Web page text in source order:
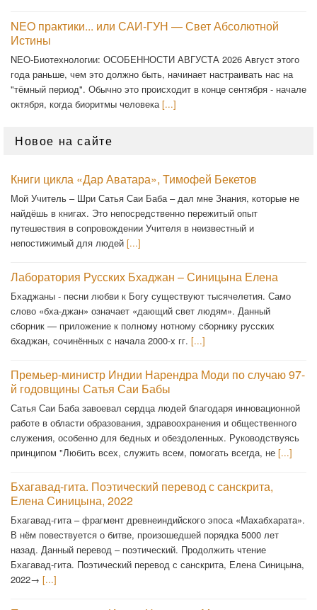
NEO практики... или САИ-ГУН — Свет Абсолютной
Истины
NEO-Биотехнологии: ОСОБЕННОСТИ АВГУСТА 2026 Август этого
года раньше, чем это должно быть, начинает настраивать нас на
"тёмный период". Обычно это происходит в конце сентября - начале
октября, когда биоритмы человека[...]
Новое на сайте
Книги цикла «Дар Аватара», Тимофей Бекетов
Мой Учитель – Шри Сатья Саи Баба – дал мне Знания, которые не
найдёшь в книгах. Это непосредственно пережитый опыт
путешествия в сопровождении Учителя в неизвестный и
непостижимый для людей [...]
Лаборатория Русских Бхаджан – Синицына Елена
Бхаджаны - песни любви к Богу существуют тысячелетия. Само
слово «бха-джан» означает «дающий свет людям». Данный
сборник — приложение к полному нотному сборнику русских
бхаджан, сочинённых с начала 2000-х гг. [...]
Премьер-министр Индии Нарендра Моди по случаю 97-
й годовщины Сатья Саи Бабы
Сатья Саи Баба завоевал сердца людей благодаря инновационной
работе в области образования, здравоохранения и общественного
служения, особенно для бедных и обездоленных. Руководствуясь
принципом "Любить всех, служить всем, помогать всегда, не [...]
Бхагавад-гита. Поэтический перевод с санскрита,
Елена Синицына, 2022
Бхагавад-гита – фрагмент древнеиндийского эпоса «Махабхарата».
В нём повествуется о битве, произошедшей порядка 5000 лет
назад. Данный перевод – поэтический. Продолжить чтение
Бхагавад-гита. Поэтический перевод с санскрита, Елена Синицына,
2022→ [...]